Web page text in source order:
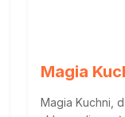
Magia
Magia Kuchni,